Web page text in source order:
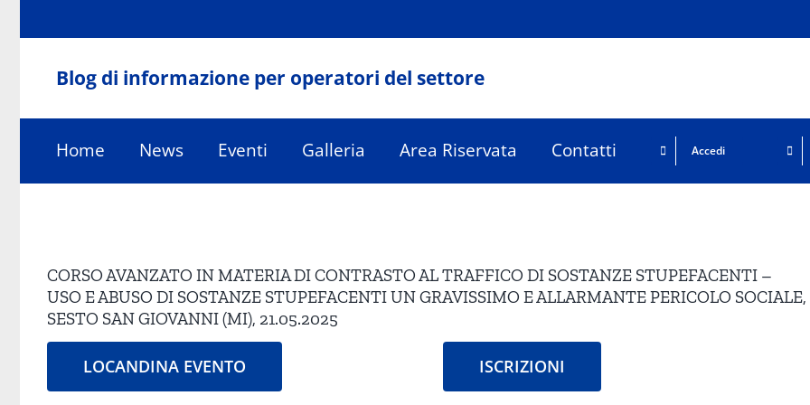
Blog di informazione per operatori del settore
Home News Eventi Galleria Area Riservata Contatti Accedi
immagine
CORSO AVANZATO IN MATERIA DI CONTRASTO AL TRAFFICO DI SOSTANZE STUPEFACENTI –
USO E ABUSO DI SOSTANZE STUPEFACENTI UN GRAVISSIMO E ALLARMANTE PERICOLO SOCIALE,
SESTO SAN GIOVANNI (MI), 21.05.2025
LOCANDINA EVENTO ISCRIZIONI